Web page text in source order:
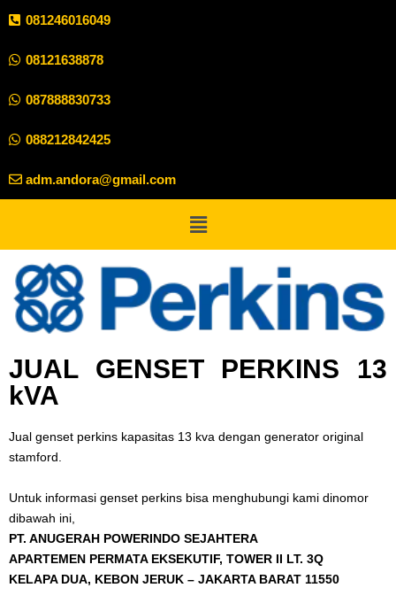
081246016049
08121638878
087888830733
088212842425
adm.andora@gmail.com
JUAL GENSET PERKINS 13
kVA
Jual genset perkins kapasitas 13 kva dengan generator original
stamford.
Untuk informasi genset perkins bisa menghubungi kami dinomor
dibawah ini,
PT. ANUGERAH POWERINDO SEJAHTERA
APARTEMEN PERMATA EKSEKUTIF, TOWER II LT. 3Q
KELAPA DUA, KEBON JERUK – JAKARTA BARAT 11550